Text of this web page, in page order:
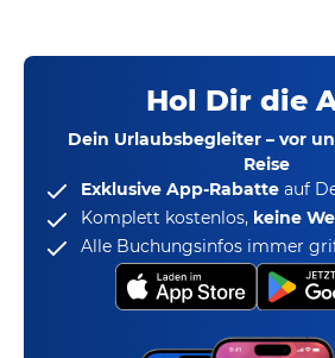
Hol Dir die
Dein Urlaubsbegleiter – vor
Reise
Exklusive App-Rabatte auf
Komplett kostenlos, keine
Alle Buchungsinfos immer